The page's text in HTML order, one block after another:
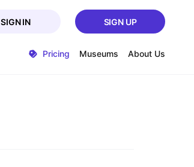
SIGN IN SIGN UP
Pricing Museums About Us